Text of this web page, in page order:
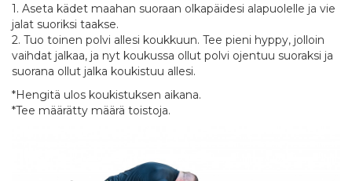
1. Aseta kädet maahan suoraan olkapäidesi alapuolelle ja vie
jalat suoriksi taakse.
2. Tuo toinen polvi allesi koukkuun. Tee pieni hyppy, jolloin
vaihdat jalkaa, ja nyt koukussa ollut polvi ojentuu suoraksi ja
suorana ollut jalka koukistuu allesi.
*Hengitä ulos koukistuksen aikana.
*Tee määrätty määrä toistoja.